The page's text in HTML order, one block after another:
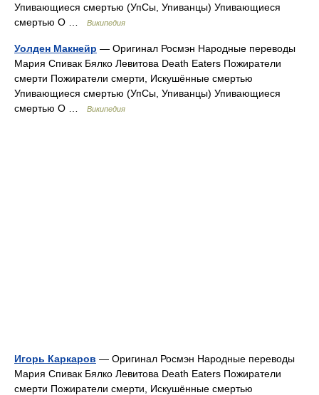
Упивающиеся смертью (УпСы, Упиванцы) Упивающиеся
смертью О …
Википедия
Уолден Макнейр — Оригинал Росмэн Народные переводы
Мария Спивак Бялко Левитова Death Eaters Пожиратели
смерти Пожиратели смерти, Искушённые смертью
Упивающиеся смертью (УпСы, Упиванцы) Упивающиеся
смертью О …
Википедия
Игорь Каркаров — Оригинал Росмэн Народные переводы
Мария Спивак Бялко Левитова Death Eaters Пожиратели
смерти Пожиратели смерти, Искушённые смертью